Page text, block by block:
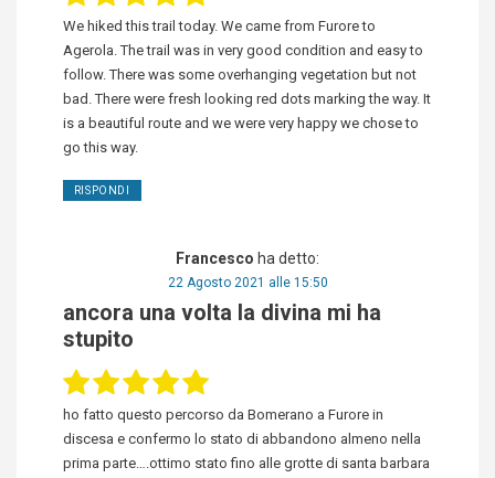
We hiked this trail today. We came from Furore to
Agerola. The trail was in very good condition and easy to
follow. There was some overhanging vegetation but not
bad. There were fresh looking red dots marking the way. It
is a beautiful route and we were very happy we chose to
go this way.
RISPONDI
Francesco ha detto:
22 Agosto 2021 alle 15:50
ancora una volta la divina mi ha
stupito
ho fatto questo percorso da Bomerano a Furore in
discesa e confermo lo stato di abbandono almeno nella
prima parte….ottimo stato fino alle grotte di santa barbara